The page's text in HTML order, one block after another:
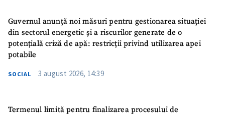
Guvernul anunță noi măsuri pentru gestionarea situației
din sectorul energetic și a riscurilor generate de o
potențială criză de apă: restricții privind utilizarea apei
potabile
SOCIAL 3 august 2026, 14:39
Termenul limită pentru finalizarea procesului de